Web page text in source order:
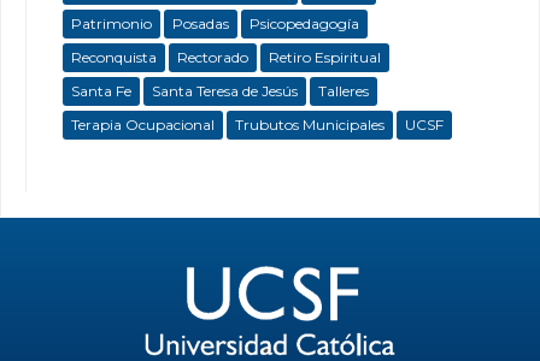
Patrimonio
Posadas
Psicopedagogía
Reconquista
Rectorado
Retiro Espiritual
Santa Fe
Santa Teresa de Jesús
Talleres
Terapia Ocupacional
Trubutos Municipales UCSF